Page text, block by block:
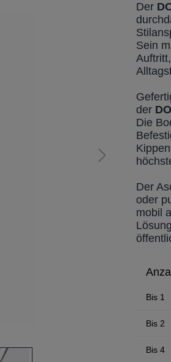
Der
Sein
der
Die
Der
oder
mobil
Bis 1
Bis2
Bis4